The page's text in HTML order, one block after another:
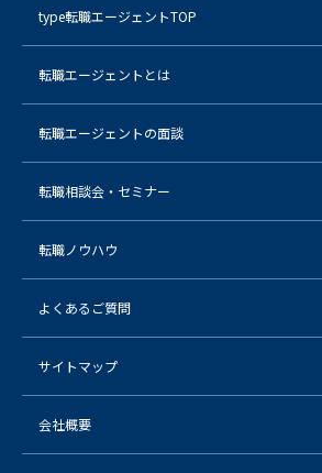
type転職エージェントTOP
転職エージェントとは
転職エージェントの面談
転職相談会・セミナー
転職ノウハウ
よくあるご質問
サイトマップ
会社概要